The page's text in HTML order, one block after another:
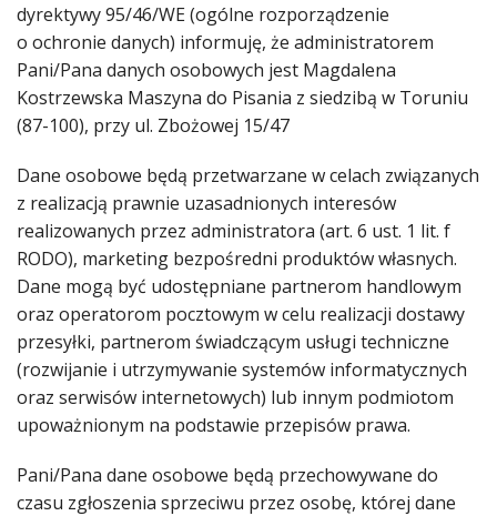
dyrektywy 95/46/WE (ogólne rozporządzenie
o ochronie danych) informuję, że administratorem
Pani/Pana danych osobowych jest Magdalena
Kostrzewska Maszyna do Pisania z siedzibą w Toruniu
(87-100), przy ul. Zbożowej 15/47
Dane osobowe będą przetwarzane w celach związanych
z realizacją prawnie uzasadnionych interesów
realizowanych przez administratora (art. 6 ust. 1 lit. f
RODO), marketing bezpośredni produktów własnych.
Dane mogą być udostępniane partnerom handlowym
oraz operatorom pocztowym w celu realizacji dostawy
przesyłki, partnerom świadczącym usługi techniczne
(rozwijanie i utrzymywanie systemów informatycznych
oraz serwisów internetowych) lub innym podmiotom
upoważnionym na podstawie przepisów prawa.
Pani/Pana dane osobowe będą przechowywane do
czasu zgłoszenia sprzeciwu przez osobę, której dane